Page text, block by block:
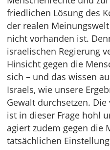
friedlichen Lösung des
der realen
nicht vorhanden ist.
israelischen Regierung
Hinsicht gegen die
sich – und das wissen
Israels, wie unsere
Gewalt durchsetzen.
ist in dieser Frage hohl
agiert zudem gegen die
tatsächlichen